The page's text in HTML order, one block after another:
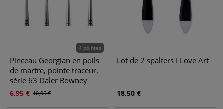
4 pointes
Pinceau Georgian en poils
de martre, pointe traceur,
série 63 Daler Rowney
6,95 € 10,95€
Lot de 2 spalters I Love Art
18,50 €